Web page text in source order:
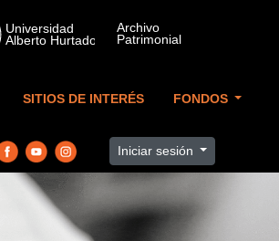
SITIOS DE INTERÉS FONDOS
Iniciar sesión